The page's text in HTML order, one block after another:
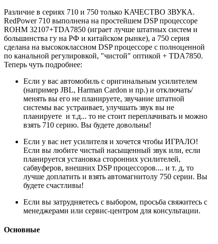
Различие в сериях 710 и 750 только КАЧЕСТВО ЗВУКА.
RedPower 710 выполнена на простейшем DSP процессоре
ROHM 32107+TDA7850 (играет лучше штатных систем и
большинства гу на РФ и китайском рынке), а 750 серия
сделана на высококлассном DSP процессоре с полноценной
по канальной регулировкой, "чистой" оптикой + TDA7850.
Теперь чуть подробнее:
Если у вас автомобиль с оригинальным усилителем
(например JBL, Harman Cardon и пр.) и отключать/
менять вы его не планируете, звучание штатной
системы вас устраивает, улучшать звук вы не
планируете и т.д... то не стоит переплачивать и можно
взять 710 серию. Вы будете довольны!
Если у вас нет усилителя и хочется чтобы ИГРАЛО!
Если вы любите чистый насыщенный звук или, если
планируется установка сторонних усилителей,
сабвуферов, внешних DSP процессоров.... и т. д, то
лучше доплатить и взять автомагнитолу 750 серии. Вы
будете счастливы!
Если вы затрудняетесь с выбором, просьба свяжитесь с
менеджерами или сервис-центром для консультации.
Основные